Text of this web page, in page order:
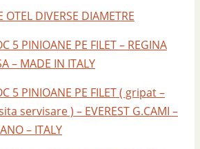
OTEL DIVERSE DIAMETRE
5 PINIOANE PE FILET – REGINA
– MADE IN ITALY
5 PINIOANE PE FILET ( gripat –
servisare ) – EVEREST G.CAMI –
– ITALY